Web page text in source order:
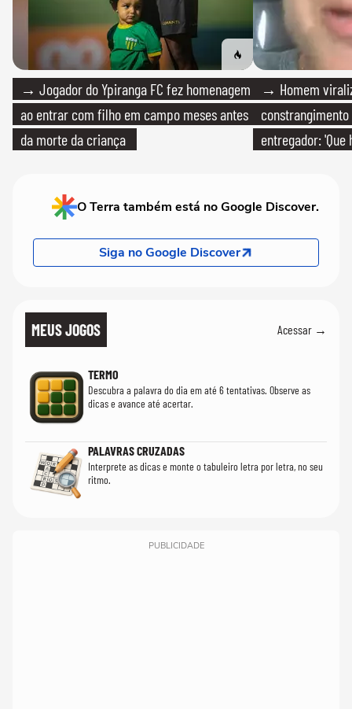
→ Jogador do Ypiranga FC fez homenagem
ao entrar com filho em campo meses antes
da morte da criança
→ Homem
entregador: 'Que
O Terra também está no Google Discover.
Siga no Google Discover
MEUS JOGOS Acessar →
TERMO
Descubra a palavra do dia em até 6 tentativas. Observe as
dicas e avance até acertar.
PALAVRAS CRUZADAS
Interprete as dicas e monte o tabuleiro letra por letra, no seu
ritmo.
PUBLICIDADE